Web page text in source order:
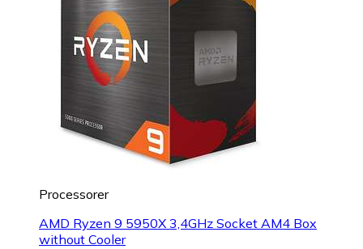
Processorer
AMD Ryzen 9 5950X 3,4GHz Socket AM4 Box
without Cooler